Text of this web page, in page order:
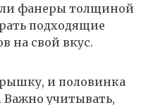
фанеры толщиной
подходящие
на свой вкус.
и половинка
Важно учитывать,